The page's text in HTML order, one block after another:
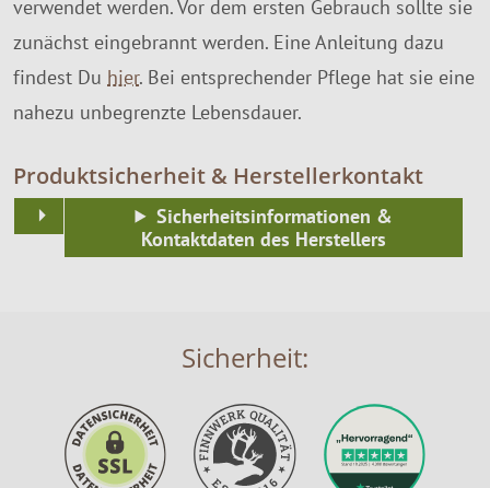
verwendet werden. Vor dem ersten Gebrauch sollte sie
zunächst eingebrannt werden. Eine Anleitung dazu
findest Du hier. Bei entsprechender Pflege hat sie eine
nahezu unbegrenzte Lebensdauer.
Produktsicherheit & Herstellerkontakt
Sicherheitsinformationen &
Kontaktdaten des Herstellers
Sicherheit: